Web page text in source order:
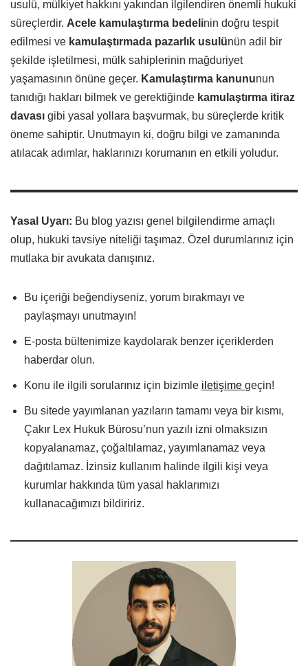
usulü, mülkiyet hakkını yakından ilgilendiren önemli hukuki
süreçlerdir. Acele kamulaştırma bedelinin doğru tespit
edilmesi ve kamulaştırmada pazarlık usulünün adil bir
şekilde işletilmesi, mülk sahiplerinin mağduriyet
yaşamasının önüne geçer. Kamulaştırma kanununun
tanıdığı hakları bilmek ve gerektiğinde kamulaştırma itiraz
davası gibi yasal yollara başvurmak, bu süreçlerde kritik
öneme sahiptir. Unutmayın ki, doğru bilgi ve zamanında
atılacak adımlar, haklarınızı korumanın en etkili yoludur.
Yasal Uyarı: Bu blog yazısı genel bilgilendirme amaçlı
olup, hukuki tavsiye niteliği taşımaz. Özel durumlarınız için
mutlaka bir avukata danışınız.
Bu içeriği beğendiyseniz, yorum bırakmayı ve
paylaşmayı unutmayın!
E-posta bültenimize kaydolarak benzer içeriklerden
haberdar olun.
Konu ile ilgili sorularınız için bizimle iletişime geçin!
Bu sitede yayımlanan yazıların tamamı veya bir kısmı,
Çakır Lex Hukuk Bürosu’nun yazılı izni olmaksızın
kopyalanamaz, çoğaltılamaz, yayımlanamaz veya
dağıtılamaz. İzinsiz kullanım halinde ilgili kişi veya
kurumlar hakkında tüm yasal haklarımızı
kullanacağımızı bildiririz.